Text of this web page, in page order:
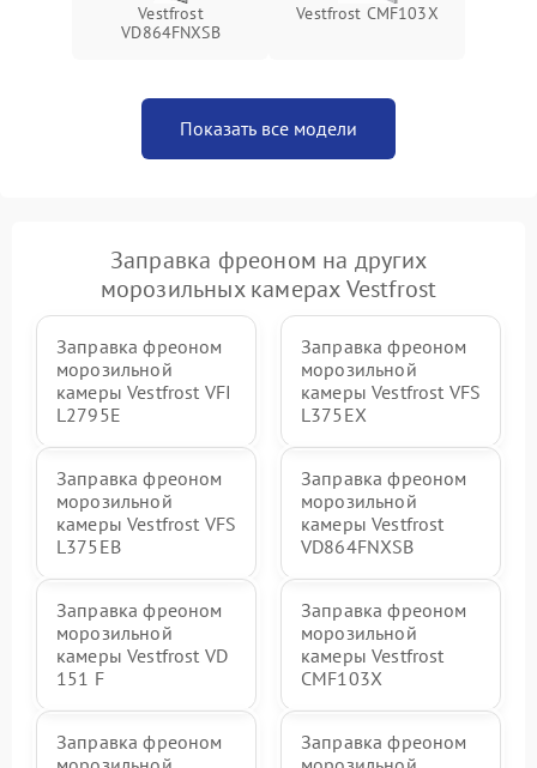
Vestfrost
VD864FNXSB
Vestfrost CMF103X
Показать все модели
Заправка фреоном на других
морозильных камерах Vestfrost
Заправка фреоном
морозильной
камеры Vestfrost VFI
L2795E
Заправка фреоном
морозильной
камеры Vestfrost VFS
L375EX
Заправка фреоном
морозильной
камеры Vestfrost VFS
L375EB
Заправка фреоном
морозильной
камеры Vestfrost
VD864FNXSB
Заправка фреоном
морозильной
камеры Vestfrost VD
151 F
Заправка фреоном
морозильной
камеры Vestfrost
CMF103X
Заправка фреоном
Заправка фреоном